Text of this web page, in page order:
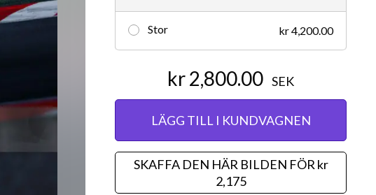
Stor kr 4,200.00
kr 2,800.00 SEK
LÄGG TILL I KUNDVAGNEN
SKAFFA DEN HÄR BILDEN FÖR kr
2,175